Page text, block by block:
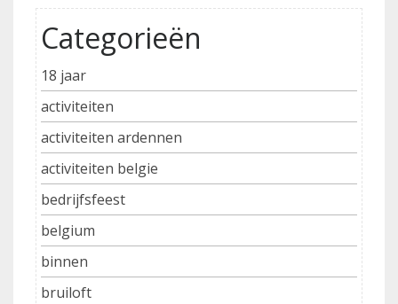
Categorieën
18 jaar
activiteiten
activiteiten ardennen
activiteiten belgie
bedrijfsfeest
belgium
binnen
bruiloft